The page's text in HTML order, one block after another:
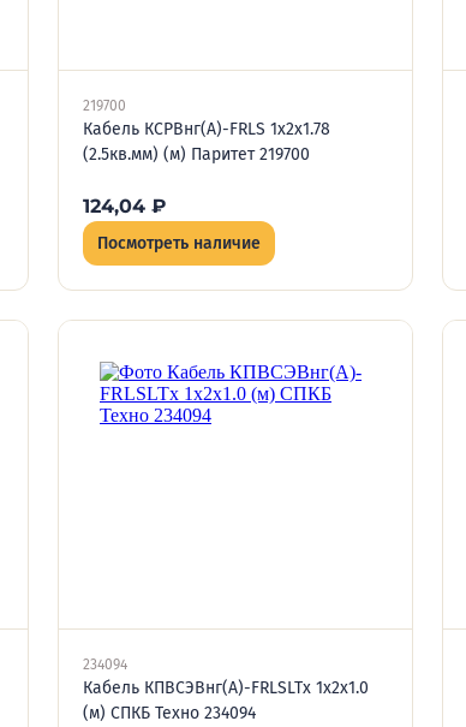
219700
Кабель КСРВнг(А)-FRLS 1х2х1.78
(2.5кв.мм) (м) Паритет 219700
124,04 ₽
Посмотреть наличие
234094
Кабель КПВСЭВнг(А)-FRLSLTx 1х2х1.0
(м) СПКБ Техно 234094